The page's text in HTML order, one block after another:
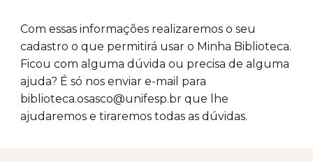
Com essas informações realizaremos o seu
cadastro o que permitirá usar o Minha Biblioteca.
Ficou com alguma dúvida ou precisa de alguma
ajuda? É só nos enviar e-mail para
biblioteca.osasco@unifesp.br que lhe
ajudaremos e tiraremos todas as dúvidas.